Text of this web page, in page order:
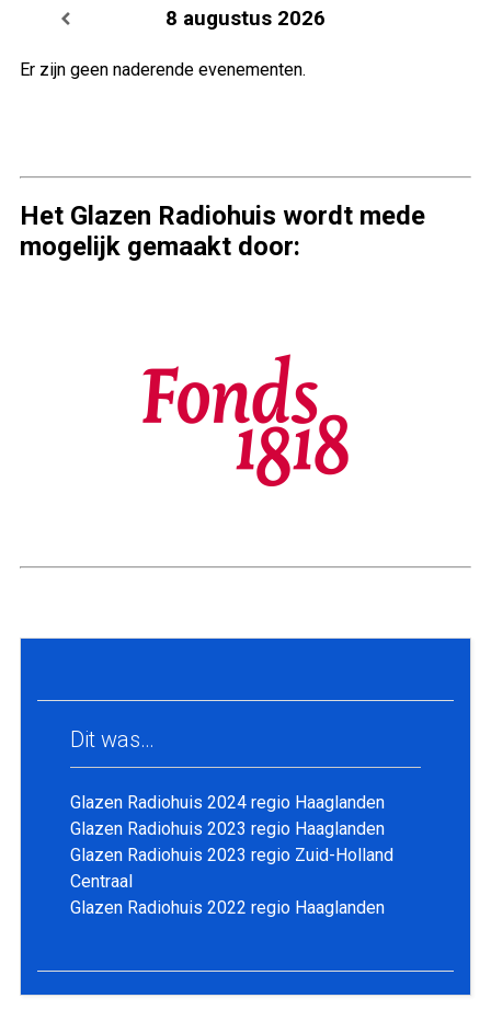
8 augustus 2026
Er zijn geen naderende evenementen.
Het Glazen Radiohuis wordt mede
mogelijk gemaakt door:
Dit was…
Glazen Radiohuis 2024 regio Haaglanden
Glazen Radiohuis 2023 regio Haaglanden
Glazen Radiohuis 2023 regio Zuid-Holland
Centraal
Glazen Radiohuis 2022 regio Haaglanden